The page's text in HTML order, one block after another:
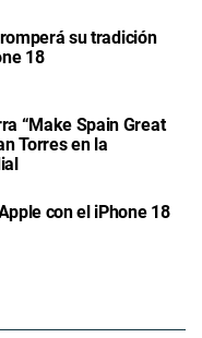
su tradición
18
“Make Spain Great
Torres en la
con el iPhone 18